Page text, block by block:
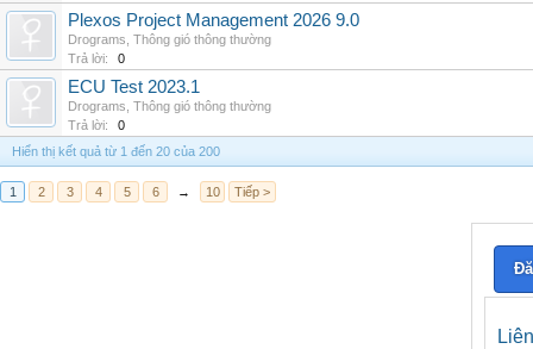
Plexos Project Management 2026 9.0
Drograms Thông gió thông thường
Trả lời:
0
ECU Test 2023.1
Drograms Thông gió thông thường
Trả lời:
0
Hiển thị kết quả từ 1 đến 20 của 200
1 2 3 4 5 6 → 10 Tiếp >